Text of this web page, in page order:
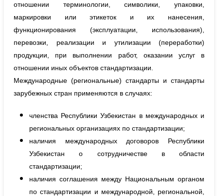
отношении терминологии, символики, упаковки,
маркировки или этикеток и их нанесения,
функционирования (эксплуатации, использования),
перевозки, реализации и утилизации (переработки)
продукции, при выполнении работ, оказании услуг в
отношении иных объектов стандартизации.
Международные (региональные) стандарты и стандарты
зарубежных стран применяются в случаях:
членства Республики Узбекистан в международных и
региональных организациях по стандартизации;
наличия международных договоров Республики
Узбекистан о сотрудничестве в области
стандартизации;
наличия соглашения между Национальным органом
по стандартизации и международной, региональной,